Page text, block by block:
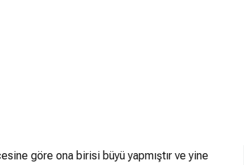
göre ona birisi büyü yapmıştır ve yine